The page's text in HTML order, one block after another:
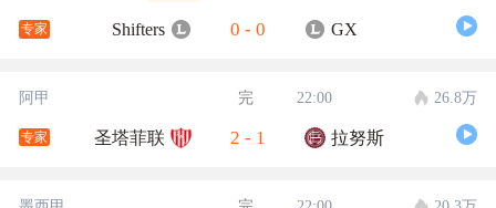
专家 Shifters 0 - 0 GX
阿甲 完 22:00 26.8万
专家 圣塔菲联 2 - 1 拉努斯